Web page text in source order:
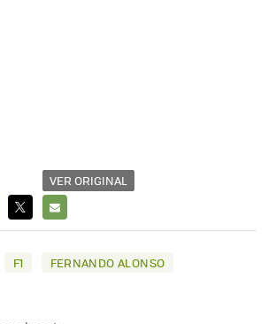
VER ORIGINAL
X
E-
MAIL
F1
FERNANDO ALONSO